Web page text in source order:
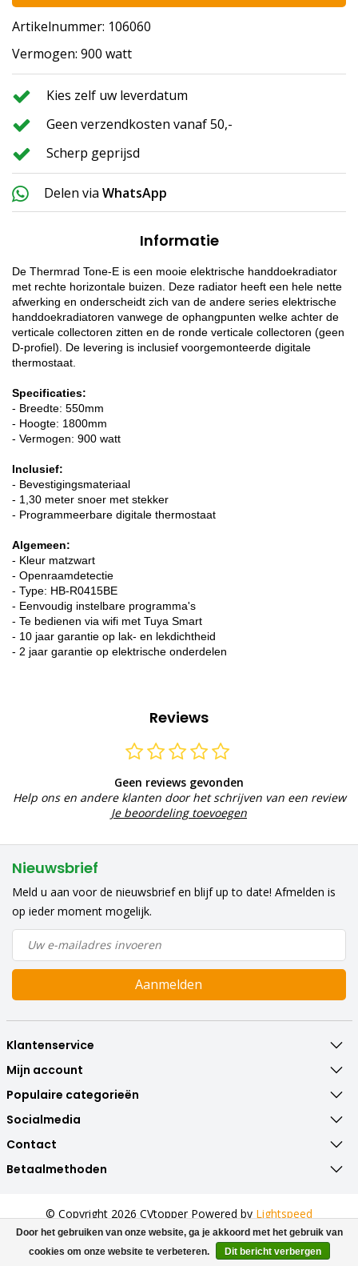
Artikelnummer: 106060
Vermogen: 900 watt
Kies zelf uw leverdatum
Geen verzendkosten vanaf 50,-
Scherp geprijsd
Delen via WhatsApp
Informatie
De Thermrad Tone-E is een mooie elektrische handdoekradiator
met rechte horizontale buizen. Deze radiator heeft een hele nette
afwerking en onderscheidt zich van de andere series elektrische
handdoekradiatoren vanwege de ophangpunten welke achter de
verticale collectoren zitten en de ronde verticale collectoren (geen
D-profiel). De levering is inclusief voorgemonteerde digitale
thermostaat.
Specificaties:
- Breedte: 550mm
- Hoogte: 1800mm
- Vermogen: 900 watt
Inclusief:
- Bevestigingsmateriaal
- 1,30 meter snoer met stekker
- Programmeerbare digitale thermostaat
Algemeen:
- Kleur matzwart
- Openraamdetectie
- Type: HB-R0415BE
- Eenvoudig instelbare programma's
- Te bedienen via wifi met Tuya Smart
- 10 jaar garantie op lak- en lekdichtheid
- 2 jaar garantie op elektrische onderdelen
Reviews
Geen reviews gevonden
Help ons en andere klanten door het schrijven van een review
Je beoordeling toevoegen
Nieuwsbrief
Meld u aan voor de nieuwsbrief en blijf up to date! Afmelden is
op ieder moment mogelijk.
Aanmelden
Klantenservice
Mijn account
Populaire categorieën
Socialmedia
Contact
Betaalmethoden
© Copyright 2026 CVtopper Powered by Lightspeed
All rights reserved byInStijl Media
Beoordeling op Webwinkel Keurvoor CVtopper.nl: 9.8/10 (322
Door het gebruiken van onze website, ga je akkoord met het gebruik van
cookies om onze website te verbeteren.
Dit bericht verbergen